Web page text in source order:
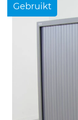
Gebruikt